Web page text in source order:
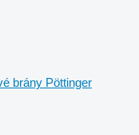
brány Pöttinger